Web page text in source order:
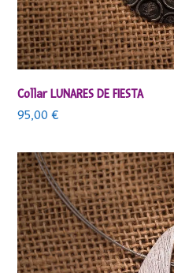
Collar LUNARES DE FIESTA
95,00€